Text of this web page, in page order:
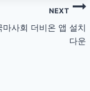
NEXT
마사회 더비온 앱 설치
다운